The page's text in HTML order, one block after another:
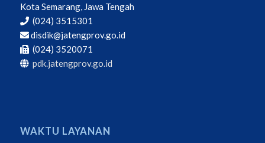
Kota Semarang, Jawa Tengah
(024) 3515301
disdik@jatengprov.go.id
(024) 3520071
pdk.jatengprov.go.id
WAKTU LAYANAN